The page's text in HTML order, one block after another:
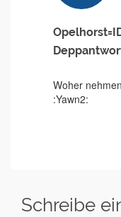
Woher
:Yawn2:
Schreibe